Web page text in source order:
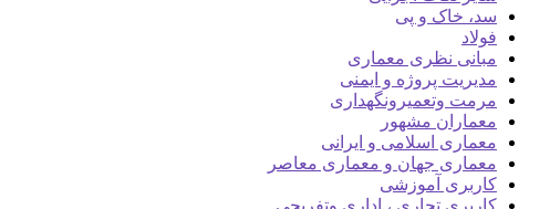
سد، خاک و پی
فولاد
مبانی نظری معماری
مدیریت پروژه و ایمنی
مرمت وتعمیرونگهداری
معماران مشهور
معماری اسلامی و ایرانی
معماری جهان و معماری معاصر
کاربری آموزشی
کاربری تجاری ، اداری وتفریحی